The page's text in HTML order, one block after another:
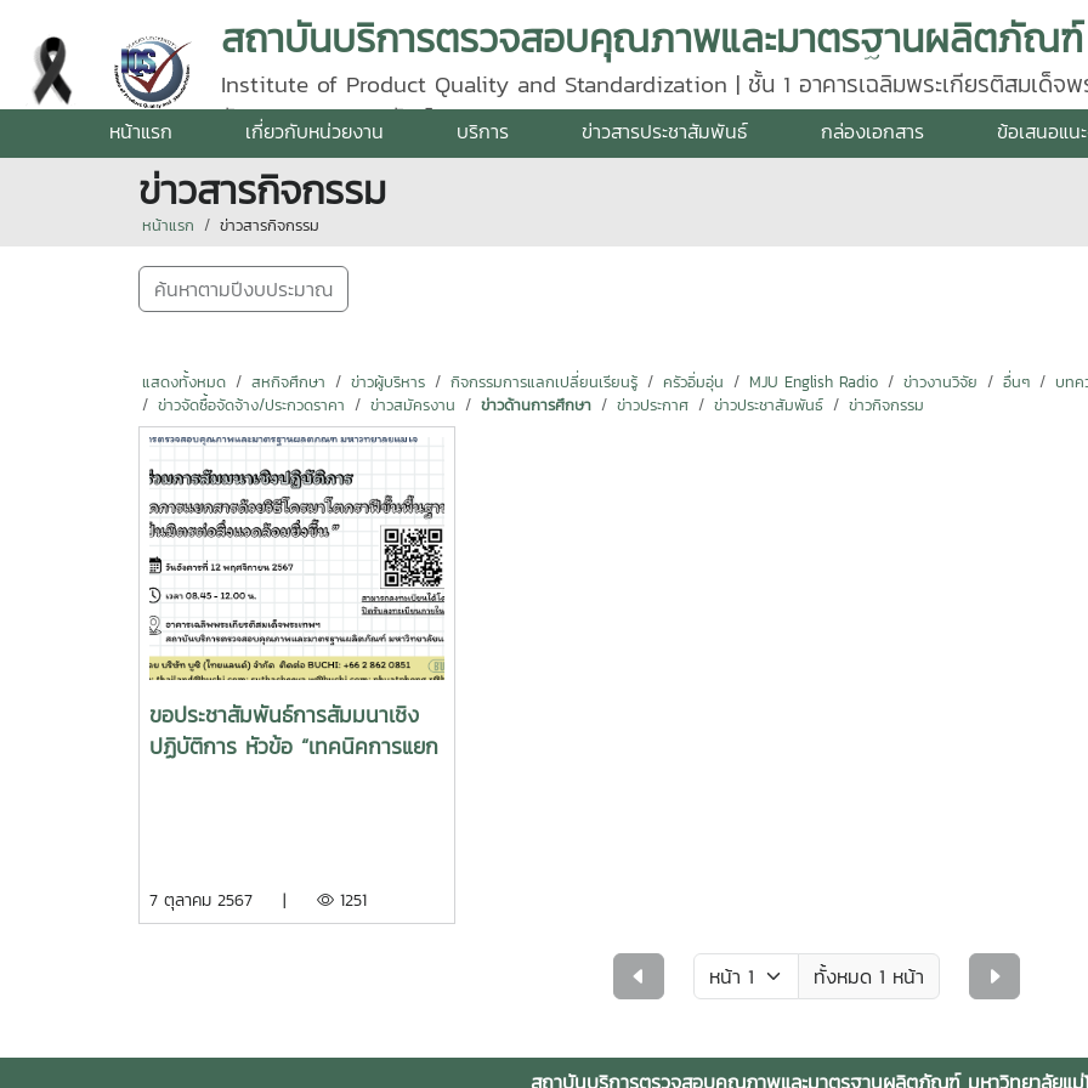
Institute of Product Quality and Standardization | ชั้น 1 อาคารเฉลิมพระเกียรติสมเด็จพ
รัตนราชสุดา | โทรศัพท์ 0 5387 5640
หน้าแรก เกี่ยวกับหน่วยงาน บริการ ข่าวสารประชาสัมพันธ์ กล่องเอกสาร ข้อเสนอแน
ข่าวสารกิจกรรม
หน้าแรก ข่าวสารกิจกรรม
ค้นหาตามปีงบประมาณ
แสดงทั้งหมด สหกิจศึกษา ข่าวผู้บริหาร กิจกรรมการแลกเปลี่ยนเรียนรู้ ครัวอิ่มอุ่น MJU English Radio ข่าวงานวิจัย อื่นๆ
บทค
ข่าวจัดซื้อจัดจ้าง/ประกวดราคา
ข่าวสมัครงาน ข่าวด้านการศึกษา ข่าวประกาศ ข่าวประชาสัมพันธ์ ข่าวกิจกรรม
ขอประชาสัมพันธ์การสัมมนาเชิง
ปฏิบัติการ หัวข้อ “เทคนิคการแยก
7 ตุลาคม 2567 | 1251
ทั้งหมด 1 หน้า
สถาบันบริการตรวจสอบคุณภาพและมาตรฐานผลิตภัณฑ์ มหาวิทยาลัยแม่